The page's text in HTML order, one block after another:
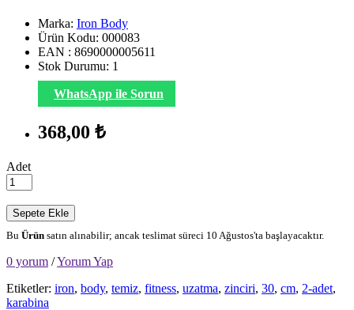
Marka: Iron Body
Ürün Kodu: 000083
EAN : 8690000005611
Stok Durumu: 1
WhatsApp ile Sorun
368,00 ₺
Adet
Sepete Ekle
Bu Ürün satın alınabilir; ancak teslimat süreci 10 Ağustos'ta başlayacaktır.
0 yorum /Yorum Yap
Etiketler: iron, body, temiz, fitness, uzatma, zinciri, 30, cm, 2-adet,
karabina